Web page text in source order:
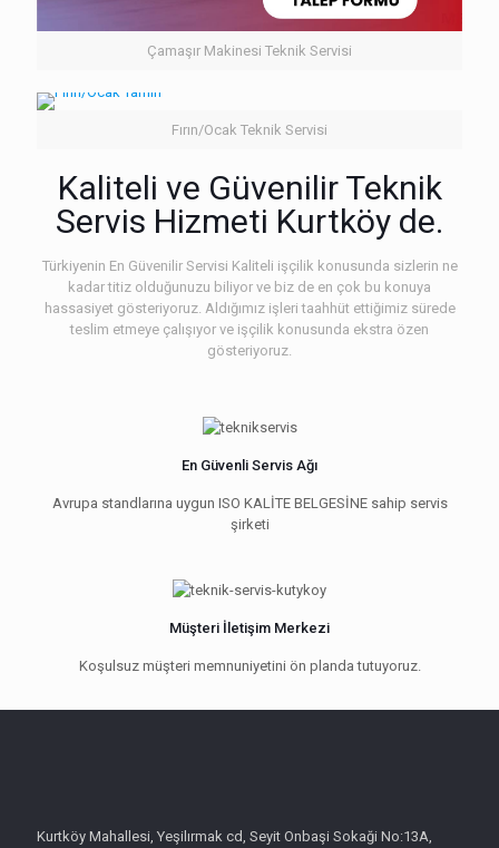
Çamaşır Makinesi Teknik Servisi
Fırın/Ocak Teknik Servisi
Kaliteli ve Güvenilir Teknik
Servis Hizmeti Kurtköy de.
Türkiyenin En Güvenilir Servisi Kaliteli işçilik konusunda sizlerin ne
kadar titiz olduğunuzu biliyor ve biz de en çok bu konuya
hassasiyet gösteriyoruz. Aldığımız işleri taahhüt ettiğimiz sürede
teslim etmeye çalışıyor ve işçilik konusunda ekstra özen
gösteriyoruz.
En Güvenli Servis Ağı
Avrupa standlarına uygun ISO KALİTE BELGESİNE sahip servis
şirketi
Müşteri İletişim Merkezi
Koşulsuz müşteri memnuniyetini ön planda tutuyoruz.
Kurtköy Mahallesi, Yeşilırmak cd, Seyit Onbaşi Sokaği No:13A,